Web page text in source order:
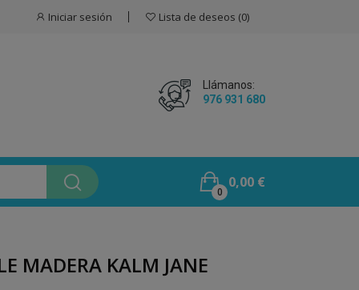
Iniciar sesión Lista de deseos 0
Llámanos:
976 931 680
0,00 €
0
MADERA KALM JANE